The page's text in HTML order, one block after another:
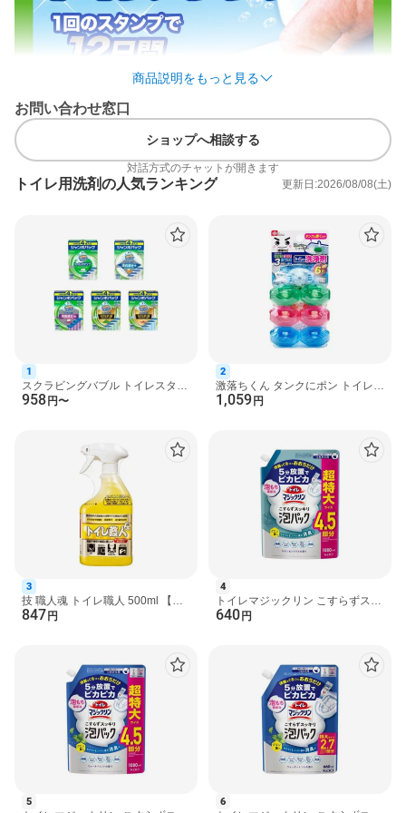
商品説明をもっと見る
お問い合わせ窓口
ショップへ相談する
対話方式のチャットが開きます
トイレ用洗剤の人気ランキング 更新日:2026/08/08(土)
1
スクラビングバブル トイレスタン
プ 防汚 フレッシュソープの香り
958 円〜
2
激落ちくん タンクにポン トイレの
洗浄剤 本体付き 3種の香り 6コ入
1,059 円
3
技 職人魂 トイレ職人 500ml 【技
職人魂】 掃除用洗剤
847 円
4
トイレマジックリン こすらずスッ
キリ泡パック サボン＆シトラスの
640 円
5 6